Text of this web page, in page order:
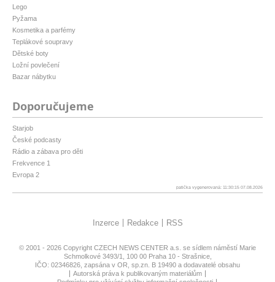
Lego
Pyžama
Kosmetika a parfémy
Teplákové soupravy
Dětské boty
Ložní povlečení
Bazar nábytku
Doporučujeme
Starjob
České podcasty
Rádio a zábava pro děti
Frekvence 1
Evropa 2
patička vygenerovaná: 11:30:15 07.08.2026
Inzerce Redakce RSS
© 2001 - 2026 Copyright CZECH NEWS CENTER a.s. se sídlem náměstí Marie
Schmolkové 3493/1, 100 00 Praha 10 - Strašnice,
IČO: 02346826, zapsána v OR, sp.zn. B 19490 a dodavatelé obsahu
Autorská práva k publikovaným materiálům